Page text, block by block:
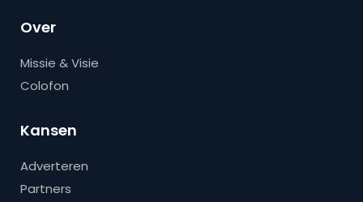
Over
Missie & Visie
Colofon
Kansen
Adverteren
Partners